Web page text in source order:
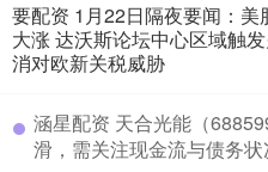
要配资 1月22日隔夜要闻：美
大涨 达沃斯论坛中心区域触
消对欧新关税威胁
涵星配资 天合光能（
滑，需关注现金流与债务状